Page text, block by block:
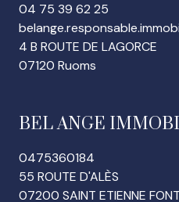
04 75 39 62 25
4 B ROUTE DE LAGORCE
07120 Ruoms
BEL ANGE
0475360184
55 ROUTE D'ALÈS
07200 SAINT ETIENNE